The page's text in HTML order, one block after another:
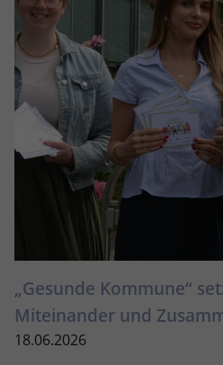
„Gesunde Kommune“
Miteinander und
18.06.2026